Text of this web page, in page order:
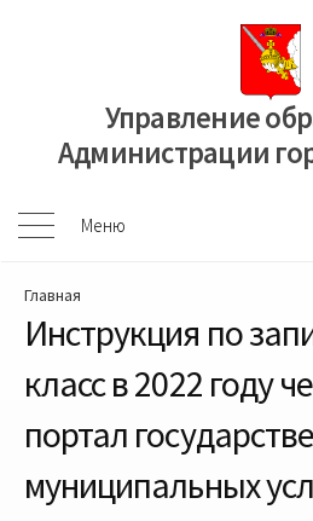
Управление
Администрации
Меню
Меню
Главная
Инструкция по
класс в 2022 году
портал
муниципальных